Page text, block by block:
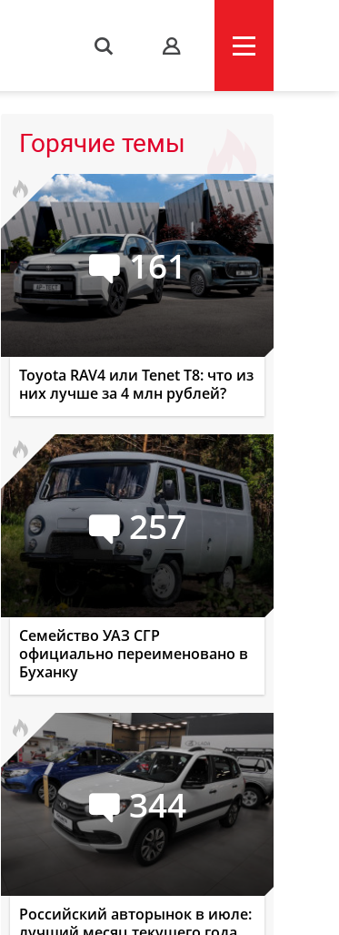
s
Горячие темы
161
Toyota RAV4 или Tenet T8: что из
них лучше за 4 млн рублей?
257
Семейство УАЗ СГР
официально переименовано в
Буханку
344
Российский авторынок в июле: